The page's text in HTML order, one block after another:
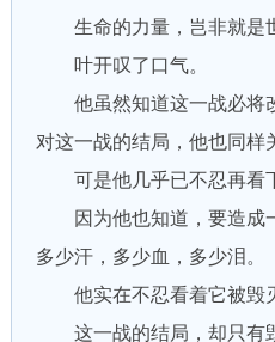
生命的力量，岂非就是世
叶开叹了口气。
他虽然知道这一战必将改
对这一战的结局，他也同样
可是他几乎已不忍再看
因为他也知道，要造成
多少汗，多少血，多少泪。
他实在不忍看着它被毁
这一战的结局，却只有